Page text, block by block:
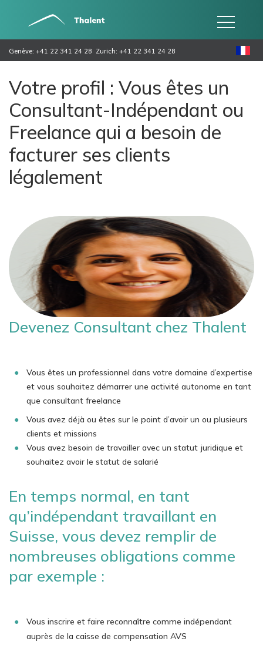
Genève: +41 22 341 24 28 Zurich: +41 22 341 24 28
Votre profil : Vous êtes un
Consultant-Indépendant ou
Freelance qui a besoin de
facturer ses clients
légalement
Devenez Consultant chez Thalent
Vous êtes un professionnel dans votre domaine d’expertise
et vous souhaitez démarrer une activité autonome en tant
que consultant freelance
Vous avez déjà ou êtes sur le point d’avoir un ou plusieurs
clients et missions
Vous avez besoin de travailler avec un statut juridique et
souhaitez avoir le statut de salarié
En temps normal, en tant
qu’indépendant travaillant en
Suisse, vous devez remplir de
nombreuses obligations comme
par exemple :
Vous inscrire et faire reconnaître comme indépendant
auprès de la caisse de compensation AVS